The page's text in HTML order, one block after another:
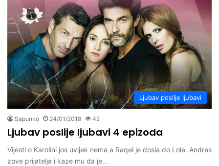
Ljubav poslije ljubavi
Sapunko 24/01/2018 42
Ljubav poslije ljubavi 4 epizoda
Vijesti o Karolini jos uvijek nema a Raqel je dosla do Lole. Andres
zove prijatelja i kaze mu da je…